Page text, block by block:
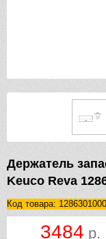
Держатель
Keuco Reva
Код товара:
3484 р.